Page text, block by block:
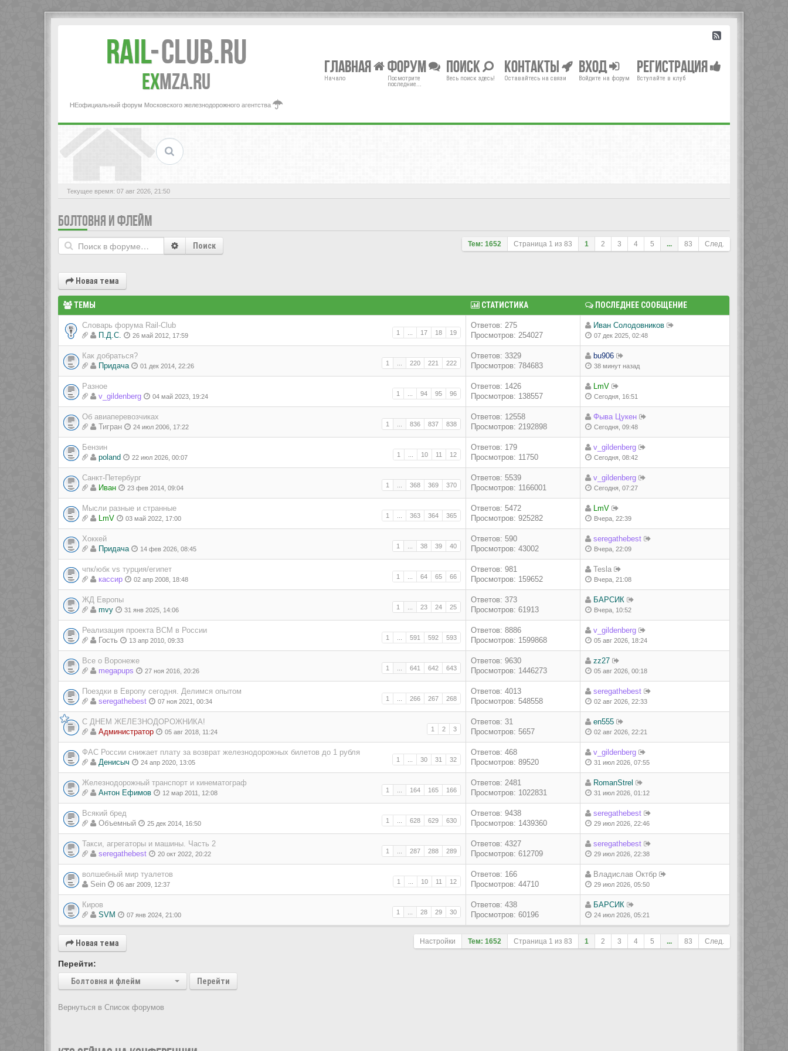
Rail-Club.RU
exMZA.RU
НЕофициальный форум Московского железнодорожного агентства
Главная
Начало
Форум
Посмотрите
последние...
Поиск
Весь поиск здесь!
Контакты
Оставайтесь на связи
Вход
Войдите на форум
Регистрация
Вступайте в клуб
Текущее время: 07 авг 2026, 21:50
БОЛТОВНЯ И ФЛЕЙМ
Поиск Тем: 1652 Страница 1 из 83 1 2 3 4 5 ... 83 След.
Новая тема
ТЕМЫ СТАТИСТИКА ПОСЛЕДНЕЕ СООБЩЕНИЕ
Словарь форума Rail-Club
1 17 18 19
П.Д.С. 26 май 2012, 17:59
Ответов: 275
Просмотров: 254027
Иван Солодовников
07 дек 2025, 02:48
Как добраться?
1 220 221 222
Придача 01 дек 2014, 22:26
Ответов: 3329
Просмотров: 784683
bu906
38 минут назад
Разное
1 94 95 96
v_gildenberg 04 май 2023, 19:24
Ответов: 1426
Просмотров: 138557
LmV
Сегодня, 16:51
Об авиаперевозчиках
1 836 837 838
Тигран 24 июл 2006, 17:22
Ответов: 12558
Просмотров: 2192898
Фыва Цукен
Сегодня, 09:48
Бензин
1 10 11 12
poland 22 июл 2026, 00:07
Ответов: 179
Просмотров: 11750
v_gildenberg
Сегодня, 08:42
Санкт-Петербург
1 368 369 370
Иван 23 фев 2014, 09:04
Ответов: 5539
Просмотров: 1166001
v_gildenberg
Сегодня, 07:27
Мысли разные и странные
1 363 364 365
LmV 03 май 2022, 17:00
Ответов: 5472
Просмотров: 925282
LmV
Вчера, 22:39
Хоккей
1 38 39 40
Придача 14 фев 2026, 08:45
Ответов: 590
Просмотров: 43002
seregathebest
Вчера, 22:09
чпк/юбк vs турция/египет
1 64 65 66
кассир 02 апр 2008, 18:48
Ответов: 981
Просмотров: 159652
Tesla
Вчера, 21:08
ЖД Европы
1 23 24 25
mvy 31 янв 2025, 14:06
Ответов: 373
Просмотров: 61913
БАРСИК
Вчера, 10:52
Реализация проекта ВСМ в России
1 591 592 593
Гость 13 апр 2010, 09:33
Ответов: 8886
Просмотров: 1599868
v_gildenberg
05 авг 2026, 18:24
Все о Воронеже
1 641 642 643
megapups 27 ноя 2016, 20:26
Ответов: 9630
Просмотров: 1446273
zz27
05 авг 2026, 00:18
Поездки в Европу сегодня. Делимся опытом
1 266 267 268
seregathebest 07 ноя 2021, 00:34
Ответов: 4013
Просмотров: 548558
seregathebest
02 авг 2026, 22:33
С ДНЕМ ЖЕЛЕЗНОДОРОЖНИКА!
1 2 3
Администратор 05 авг 2018, 11:24
Ответов: 31
Просмотров: 5657
en555
02 авг 2026, 22:21
ФАС России снижает плату за возврат железнодорожных билетов до 1 рубля
1 30 31 32
Денисыч 24 апр 2020, 13:05
Ответов: 468
Просмотров: 89520
v_gildenberg
31 июл 2026, 07:55
Железнодорожный транспорт и кинематограф
1 164 165 166
Антон Ефимов 12 мар 2011, 12:08
Ответов: 2481
Просмотров: 1022831
RomanStrel
31 июл 2026, 01:12
Всякий бред
1 628 629 630
Объемный 25 дек 2014, 16:50
Ответов: 9438
Просмотров: 1439360
seregathebest
29 июл 2026, 22:46
Такси, агрегаторы и машины. Часть 2
1 287 288 289
seregathebest 20 окт 2022, 20:22
Ответов: 4327
Просмотров: 612709
seregathebest
29 июл 2026, 22:38
волшебный мир туалетов
1 10 11 12
Sein 06 авг 2009, 12:37
Ответов: 166
Просмотров: 44710
Владислав Октбр
29 июл 2026, 05:50
Киров
1 28 29 30
SVM 07 янв 2024, 21:00
Ответов: 438
Просмотров: 60196
БАРСИК
24 июл 2026, 05:21
Новая тема Настройки Тем: 1652 Страница 1 из 83 1 2 3 4 5 ... 83 След.
Перейти:
Болтовня и флейм
Перейти
Вернуться в Список форумов